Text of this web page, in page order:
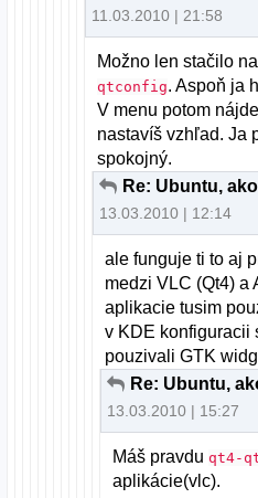
11.03.2010 | 21:58
Možno len stačilo
qtconfig. Aspoň ja
V menu potom
nastavíš vzhľad. Ja
spokojný.
13.03.2010 | 12:14
ale funguje ti to aj
medzi VLC (Qt4) a
aplikacie tusim
v KDE konfiguracii
pouzivali GTK
13.03.2010 | 15:27
Máš pravdu qt4-
aplikácie(vlc).